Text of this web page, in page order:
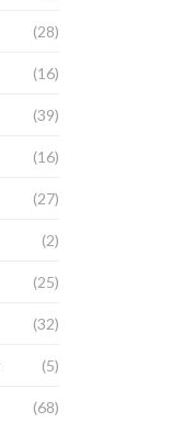
(28)
(16)
(39)
(16)
(27)
(2)
(25)
(32)
(5)
(68)